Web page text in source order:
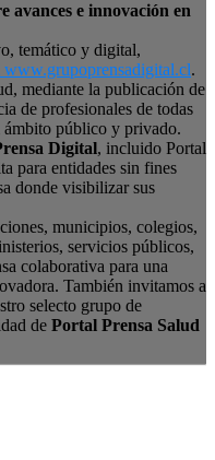
avances e innovación en
temático y digital,
www.grupoprensadigital.cl.
mediante la publicación de
de profesionales de todas
ámbito público y privado.
Digital, incluido Portal
para entidades sin fines
donde visibilizar sus
municipios, colegios,
servicios públicos,
colaborativa para una
También invitamos a
selecto grupo de
de Portal Prensa Salud